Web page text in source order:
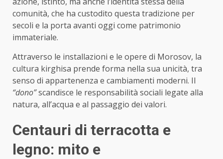
comunità, che ha custodito questa tradizione per
secoli e la porta avanti oggi come patrimonio
immateriale.
Attraverso le installazioni e le opere di Morosov, la
cultura kirghisa prende forma nella sua unicità, tra
senso di appartenenza e cambiamenti moderni. Il
“dono”scandisce le responsabilità sociali legate alla
natura, all’acqua e al passaggio dei valori.
Centauri di terracotta e
legno: mito e